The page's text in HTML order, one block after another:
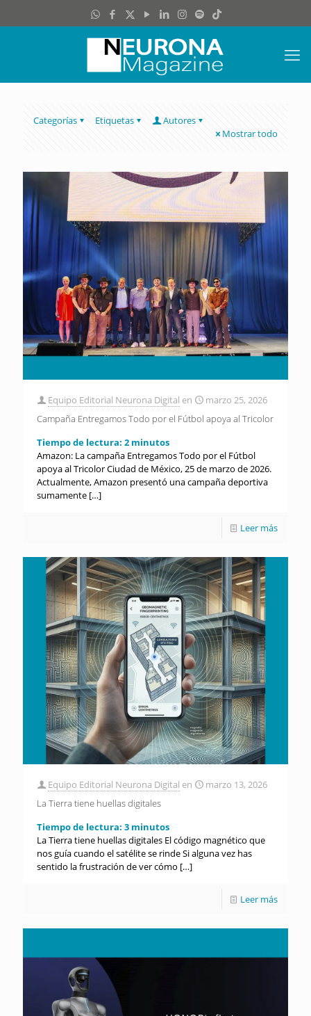
Categorías Etiquetas
Autores
Mostrar todo
Equipo Editorial Neurona Digital en
marzo 25, 2026
Campaña Entregamos Todo por el Fútbol apoya al Tricolor
Tiempo de lectura: 2 minutos
Amazon: La campaña Entregamos Todo por el Fútbol
apoya al Tricolor Ciudad de México, 25 de marzo de 2026.
Actualmente, Amazon presentó una campaña deportiva
sumamente […]
Leer más
Equipo Editorial Neurona Digital en
marzo 13, 2026
La Tierra tiene huellas digitales
Tiempo de lectura: 3 minutos
La Tierra tiene huellas digitales El código magnético que
nos guía cuando el satélite se rinde Si alguna vez has
sentido la frustración de ver cómo […]
Leer más